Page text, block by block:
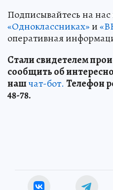
Подписывайтесь на нас
«Одноклассниках»и
оперативная
Стали свидетелем
сообщить об
нашчат-бот. Телефон
48-78.